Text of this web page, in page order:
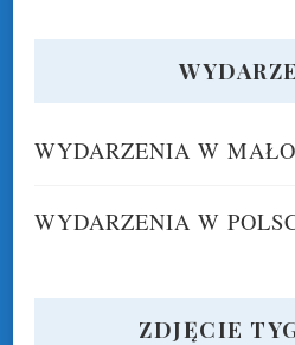
WYDARZENIA W
WYDARZENIA W
ZDJĘCIE